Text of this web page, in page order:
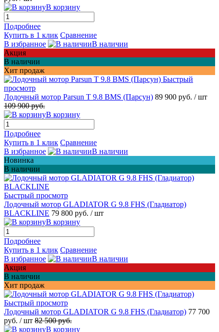
В корзину
Подробнее
Купить в 1 клик Сравнение
В избранное
В наличии
Акция
В наличии
Хит продаж
Быстрый
просмотр
Лодочный мотор Parsun T 9.8 BMS (Парсун) 89 900 руб. / шт
109 900 руб.
В корзину
Подробнее
Купить в 1 клик Сравнение
В избранное
В наличии
Новинка
В наличии
Быстрый просмотр
Лодочный мотор GLADIATOR G 9.8 FHS (Гладиатор)
BLACKLINE 79 800 руб. / шт
В корзину
Подробнее
Купить в 1 клик Сравнение
В избранное
В наличии
Акция
В наличии
Хит продаж
Быстрый просмотр
Лодочный мотор GLADIATOR G 9.8 FHS (Гладиатор) 77 700
руб. / шт 82 500 руб.
В корзину